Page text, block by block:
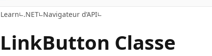
Learn .NET Navigateur d’API
LinkButton Classe